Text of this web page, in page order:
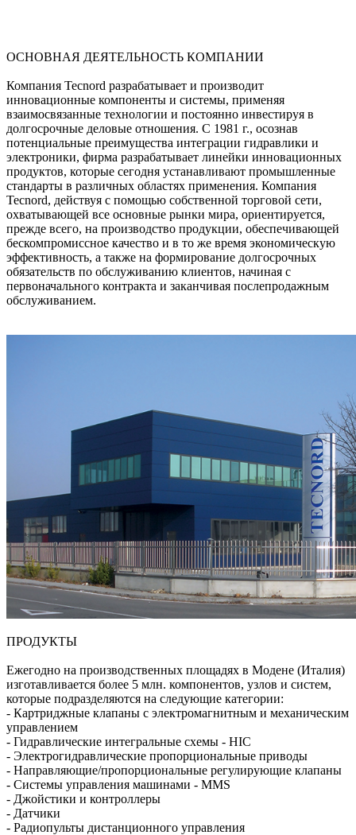
ОСНОВНАЯ ДЕЯТЕЛЬНОСТЬ КОМПАНИИ
Компания Tecnord разрабатывает и производит
инновационные компоненты и системы, применяя
взаимосвязанные технологии и постоянно инвестируя в
долгосрочные деловые отношения. С 1981 г., осознав
потенциальные преимущества интеграции гидравлики и
электроники, фирма разрабатывает линейки инновационных
продуктов, которые сегодня устанавливают промышленные
стандарты в различных областях применения. Компания
Tecnord, действуя с помощью собственной торговой сети,
охватывающей все основные рынки мира, ориентируется,
прежде всего, на производство продукции, обеспечивающей
бескомпромиссное качество и в то же время экономическую
эффективность, а также на формирование долгосрочных
обязательств по обслуживанию клиентов, начиная с
первоначального контракта и заканчивая послепродажным
обслуживанием.
ПРОДУКТЫ
Ежегодно на производственных площадях в Модене (Италия)
изготавливается более 5 млн. компонентов, узлов и систем,
которые подразделяются на следующие категории:
- Картриджные клапаны с электромагнитным и механическим
управлением
- Гидравлические интегральные схемы - HIC
- Электрогидравлические пропорциональные приводы
- Направляющие/пропорциональные регулирующие клапаны
- Системы управления машинами - MMS
- Джойстики и контроллеры
- Датчики
- Радиопульты дистанционного управления